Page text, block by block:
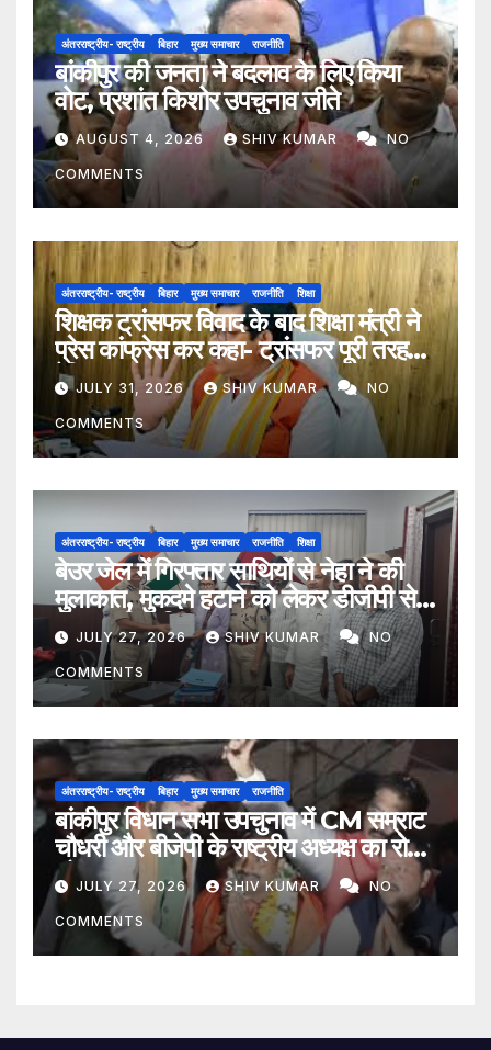
अंतरराष्ट्रीय- राष्ट्रीय बिहार मुख्य समाचार राजनीति
बांकीपुर की जनता ने बदलाव के लिए किया
वोट, प्रशांत किशोर उपचुनाव जीते
AUGUST 4, 2026 SHIV KUMAR NO
COMMENTS
अंतरराष्ट्रीय- राष्ट्रीय बिहार मुख्य समाचार राजनीति शिक्षा
शिक्षक ट्रांसफर विवाद के बाद शिक्षा मंत्री ने
प्रेस कांफ्रेस कर कहा- ट्रांसफर पूरी तरह
ऐच्छिक
JULY 31, 2026 SHIV KUMAR NO
COMMENTS
अंतरराष्ट्रीय- राष्ट्रीय बिहार मुख्य समाचार राजनीति शिक्षा
बेउर जेल में गिरफ्तार साथियों से नेहा ने की
मुलाकात, मुकदमे हटाने को लेकर डीजीपी से
मिला प्रतिनिधिमंडल
JULY 27, 2026 SHIV KUMAR NO
COMMENTS
अंतरराष्ट्रीय- राष्ट्रीय बिहार मुख्य समाचार राजनीति
बांकीपुर विधान सभा उपचुनाव में CM सम्राट
चौधरी और बीजेपी के राष्ट्रीय अध्यक्ष का रोड
शोJULY 27, 2026 SHIV KUMAR NO
COMMENTS